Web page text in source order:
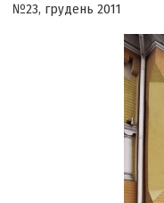
№23, грудень 2011